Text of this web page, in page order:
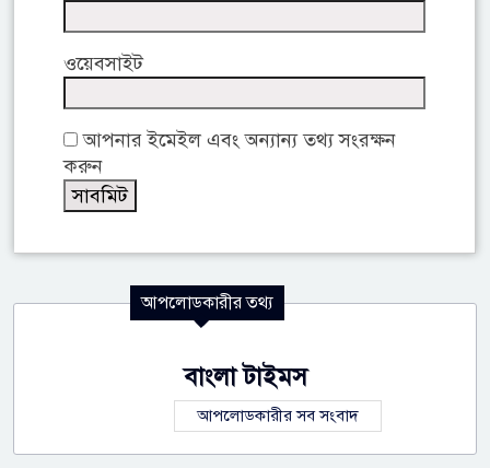
ওয়েবসাইট
আপনার ইমেইল এবং অন্যান্য তথ্য সংরক্ষন
করুন
আপলোডকারীর তথ্য
বাংলা টাইমস
আপলোডকারীর সব সংবাদ